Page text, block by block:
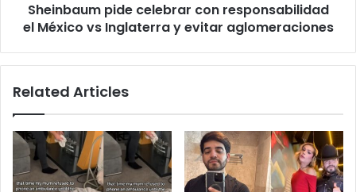
evitar
Sheinbaum pide celebrar con responsabilidad
el México vs Inglaterra y evitar aglomeraciones
Related Articles